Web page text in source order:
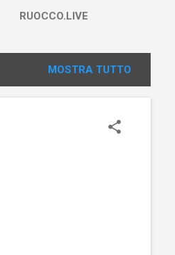
RUOCCO.LIVE
MOSTRA TUTTO